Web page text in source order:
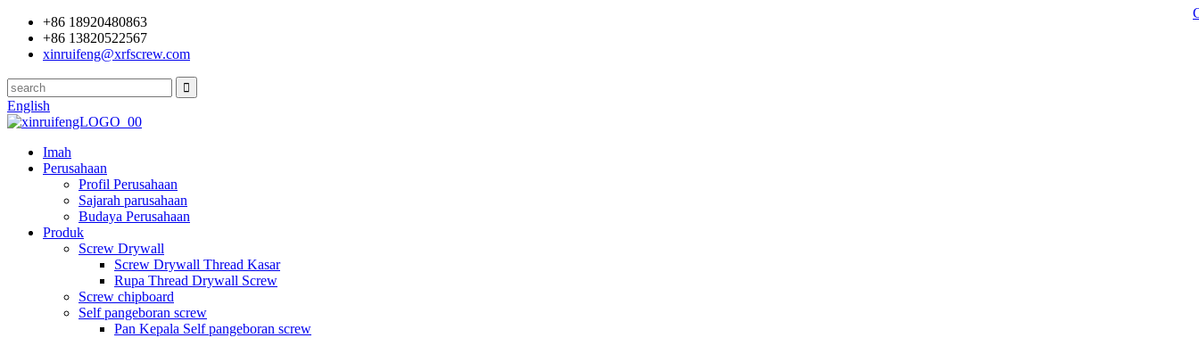
+86 18920480863
+86 13820522567
xinruifeng@xrfscrew.com
English
Imah
Perusahaan
Profil Perusahaan
Sajarah parusahaan
Budaya Perusahaan
Produk
Screw Drywall
Screw Drywall Thread Kasar
Rupa Thread Drywall Screw
Screw chipboard
Self pangeboran screw
Pan Kepala Self pangeboran screw